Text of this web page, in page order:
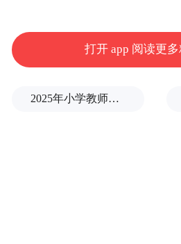
打开 app 阅读更
2025年小学教师减少13.19万